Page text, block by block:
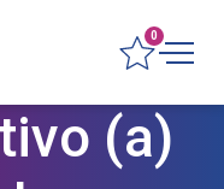
0
(a)